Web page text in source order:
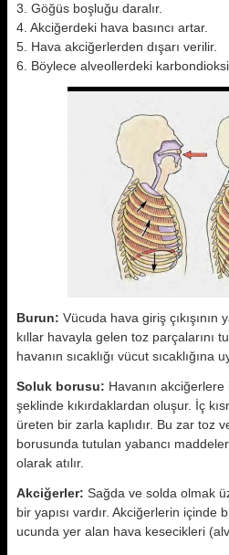
3. Göğüs boşluğu daralır.
4. Akciğerdeki hava basıncı artar.
5. Hava akciğerlerden dışarı verilir.
6. Böylece alveollerdeki karbondioksit
Burun: Vücuda hava giriş çıkışının
kıllar havayla gelen toz parçalarını
havanın sıcaklığı vücut sıcaklığına
Soluk borusu: Havanın
şeklinde kıkırdaklardan oluşur. İç
üreten bir zarla kaplıdır. Bu zar toz
borusunda tutulan yabancı
olarak atılır.
Akciğerler: Sağda ve solda olmak
bir yapısı vardır. Akciğerlerin içinde
ucunda yer alan hava kesecikleri